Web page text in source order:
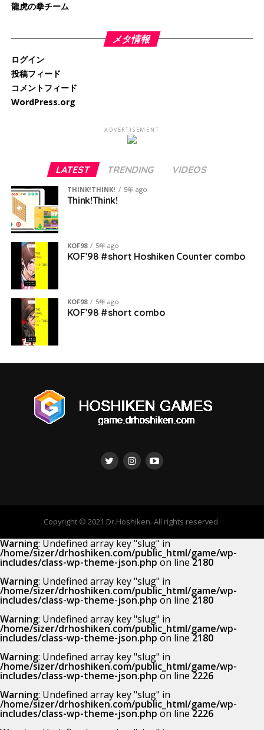
龍虎の拳チーム
メタ情報
ログイン
投稿フィード
コメントフィード
WordPress.org
ADVERTISEMENT
LATEST TRENDING VIDEOS
THINK!THINK! 5年 ago
Think!Think!
KOF98 5年 ago
KOF’98 #short Hoshiken Counter combo
KOF98 5年 ago
KOF’98 #short combo
Copyright © 2021 Dr.Hoshiken. All rights reserved.
Warning: Undefined array key "slug" in
/home/sizer/drhoshiken.com/public_html/game/wp-
includes/class-wp-theme-json.php on line2180
Warning: Undefined array key "slug" in
/home/sizer/drhoshiken.com/public_html/game/wp-
includes/class-wp-theme-json.php on line2180
Warning: Undefined array key "slug" in
/home/sizer/drhoshiken.com/public_html/game/wp-
includes/class-wp-theme-json.php on line2180
Warning: Undefined array key "slug" in
/home/sizer/drhoshiken.com/public_html/game/wp-
includes/class-wp-theme-json.php on line2226
Warning: Undefined array key "slug" in
/home/sizer/drhoshiken.com/public_html/game/wp-
includes/class-wp-theme-json.php on line2226